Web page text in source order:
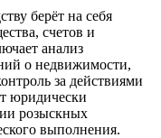
берёт на себя
счетов и
анализ
о недвижимости,
за действиями
юридически
розыскных
выполнения.